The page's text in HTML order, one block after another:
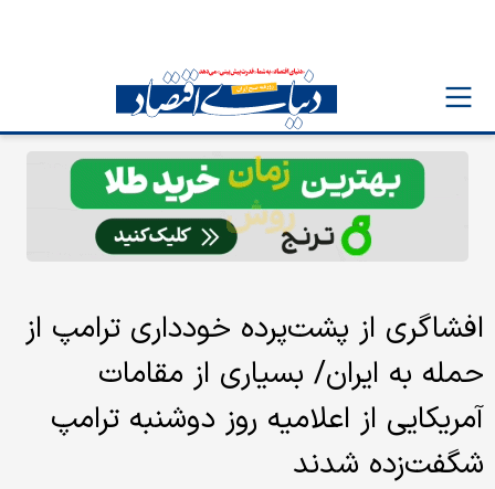
افشاگری از پشت‌پرده خودداری ترامپ از
حمله به ایران/ بسیاری از مقامات
آمریکایی از اعلامیه روز دوشنبه ترامپ
شگفت‌زده شدند